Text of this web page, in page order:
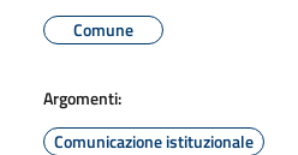
Comune
Argomenti:
Comunicazione istituzionale